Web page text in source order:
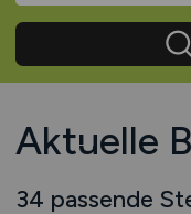
Aktuelle
34 passende